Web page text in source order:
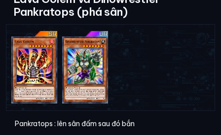
Pankratops (phá sân)
Pankratops : lên sân đấm sau đó bắn